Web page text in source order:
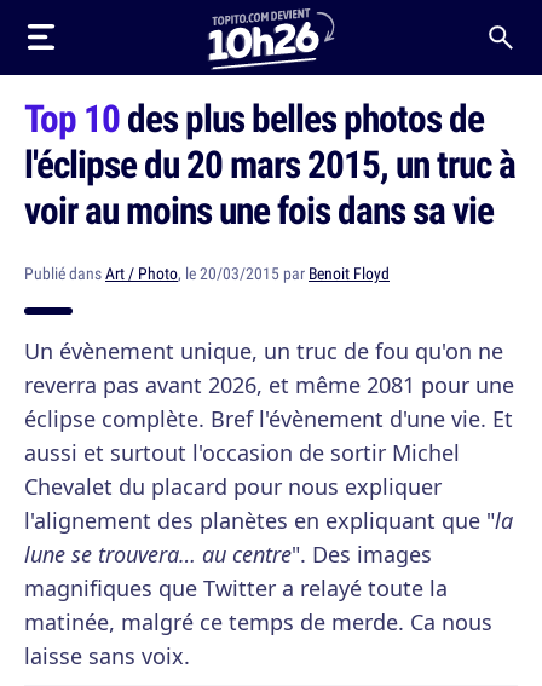
Top 10des plus belles photos de
l'éclipse du 20 mars 2015, un truc à
voir au moins une fois dans sa vie
Publié dansArt / Photo, le 20/03/2015 par Benoit Floyd
Un évènement unique, un truc de fou qu'on ne
reverra pas avant 2026, et même 2081 pour une
éclipse complète. Bref l'évènement d'une vie. Et
aussi et surtout l'occasion de sortir Michel
Chevalet du placard pour nous expliquer
l'alignement des planètes en expliquant que "la
lune se trouvera… au centre". Des images
magnifiques que Twitter a relayé toute la
matinée, malgré ce temps de merde. Ca nous
laisse sans voix.